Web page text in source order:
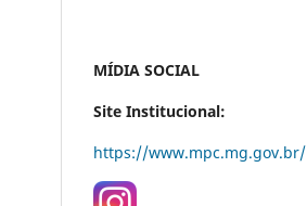
MÍDIA SOCIAL
Site Institucional:
https://www.mpc.mg.gov.br/